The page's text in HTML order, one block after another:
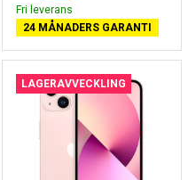
Fri leverans
24 MÅNADERS GARANTI
LAGERAVVECKLING